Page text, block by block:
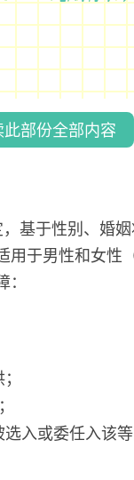
此部份全部内容
，基于性别、婚
用于男性和女性
入或委任入该等